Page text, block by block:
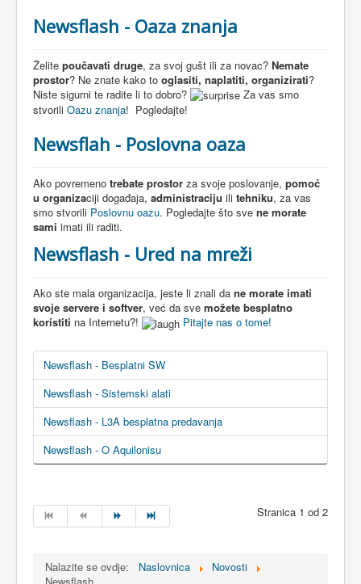
Newsflash - Oaza znanja
Želite poučavati druge, za svoj gušt ili za novac? Nemate
prostor? Ne znate kako to oglasiti, naplatiti, organizirati?
Niste sigurni te radite li to dobro?
Za vas smo
stvorili Oazu znanja! Pogledajte!
Newsflah - Poslovna oaza
Ako povremeno trebate prostor za svoje poslovanje, pomoć
u organizaciji događaja, administraciju ili tehniku, za vas
smo stvorili Poslovnu oazu. Pogledajte što sve ne morate
sami imati ili raditi.
Newsflash - Ured na mreži
Ako ste mala organizacija, jeste li znali da ne morate imati
svoje servere i softver, već da sve možete besplatno
koristiti na Internetu?! Pitajte nas o tome!
Newsflash - Besplatni SW
Newsflash - Sistemski alati
Newsflash - L3A besplatna predavanja
Newsflash - O Aquilonisu
Stranica 1 od 2
Nalazite se ovdje: Naslovnica
Novosti